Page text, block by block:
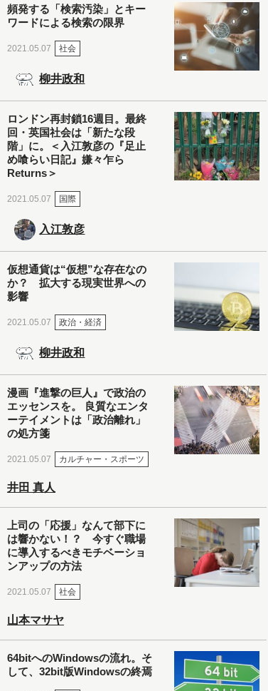
頻発する「検索汚染」とキー
ワードによる検索の限界
2021.05.07 社会
柳井政和
ロンドン再封鎖16週目。最終
回・英国社会は「新たな段
階」に。＜入江敦彦の『足止
め喰らい日記』嫌々乍ら
Returns＞
2021.05.07 国際
入江敦彦
仮想通貨は“仮想”な存在なの
か？ 拡大する現実世界への
影響
2021.05.07 政治・経済
柳井政和
漫画『進撃の巨人』で政治の
エッセンスを。 良質なエンタ
ーテイメントは「政治離れ」
の処方箋
2021.05.07 カルチャー・スポーツ
井田 真人
上司の「応援」なんて部下に
は響かない！？ 今すぐ職場
に導入するべきモチベーショ
ンアップの方法
2021.05.07 社会
山本マサヤ
64bitへのWindowsの流れ。そ
して、32bit版Windowsの終焉